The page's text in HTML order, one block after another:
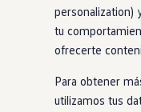
Etiquetas DGT
Simulador
Carga y
Tarifas
Carga
Modos
Este asistente se
cuando te apetezca, tu
constante sin que
ayuda a prevenir
velocidad y la
personalization)
tu
ofrecerte
Para obtener
utilizamos tus